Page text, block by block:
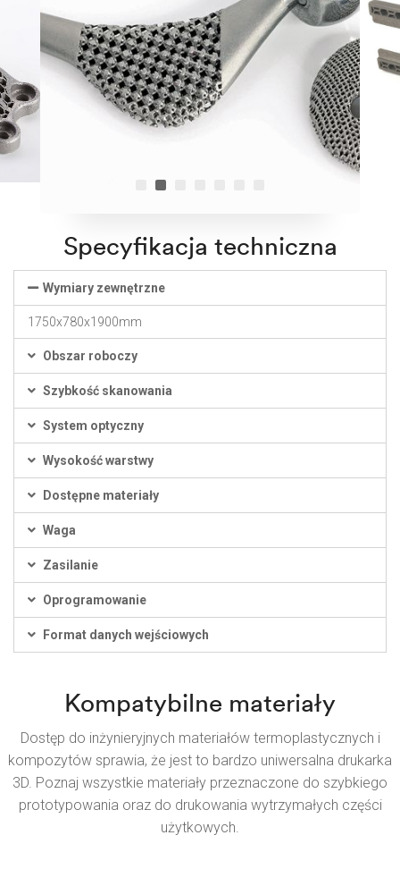
Specyfikacja techniczna
Wymiary zewnętrzne
1750x780x1900mm
Obszar roboczy
Szybkość skanowania
System optyczny
Wysokość warstwy
Dostępne materiały
Waga
Zasilanie
Oprogramowanie
Format danych wejściowych
Kompatybilne materiały
Dostęp do inżynieryjnych materiałów termoplastycznych i
kompozytów sprawia, że jest to bardzo uniwersalna drukarka
3D. Poznaj wszystkie materiały przeznaczone do szybkiego
prototypowania oraz do drukowania wytrzymałych części
użytkowych.